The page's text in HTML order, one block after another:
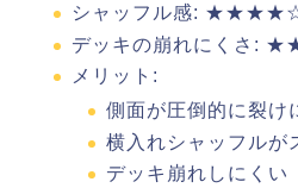
シャッフル感:
デッキの崩れにくさ:
メリット:
側面が圧倒的に裂け
横入れシャッフルが
デッキ崩れしにくい